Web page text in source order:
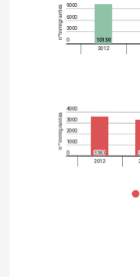
9000
6000
3000
0
2012
10130
nºinmigrantes
4000
3000
2000
1000
0
2012
3581
nº inmigrantes